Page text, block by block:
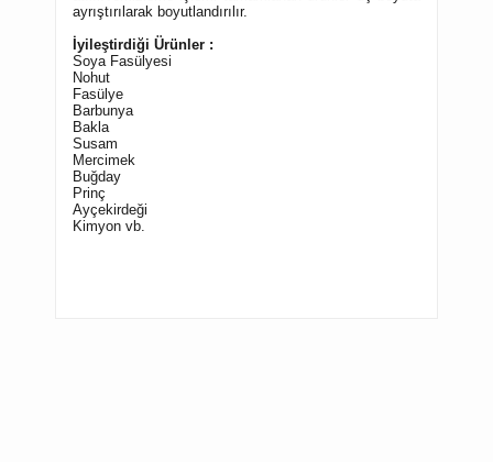
ayrıştırılarak boyutlandırılır.
İyileştirdiği Ürünler :
Soya Fasülyesi
Nohut
Fasülye
Barbunya
Bakla
Susam
Mercimek
Buğday
Prinç
Ayçekirdeği
Kimyon vb.